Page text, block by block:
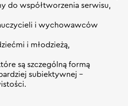
do współtworzenia serwisu,
i wychowawców
i młodzieżą,
są szczególną formą
subiektywnej –